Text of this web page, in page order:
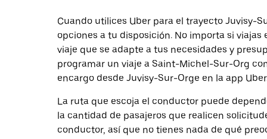
Cuando utilices Uber para el trayecto Juvisy-
opciones a tu disposición. No importa si
viaje que se adapte a tus necesidades y
programar un viaje a Saint-Michel-Sur-Org
encargo desde Juvisy-Sur-Orge en la app
La ruta que escoja el conductor puede
la cantidad de pasajeros que realicen
conductor, así que no tienes nada de qué